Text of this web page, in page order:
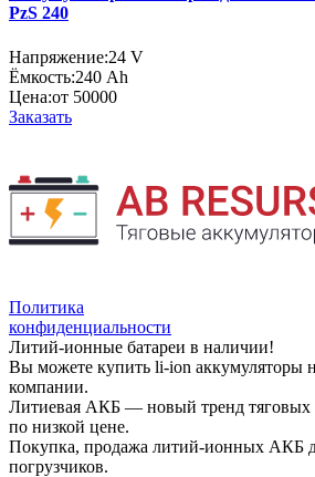
PzS 240
Напряжение:24 V
Ёмкость:240 Ah
Цена:от 50000
Заказать
Политика
конфиденциальности
Литий-ионные батареи в наличии!
Вы можете купить li-ion аккумуляторы
компании.
Литиевая АКБ — новый тренд тяговых
по низкой цене.
Покупка, продажа литий-ионных АКБ
погрузчиков.